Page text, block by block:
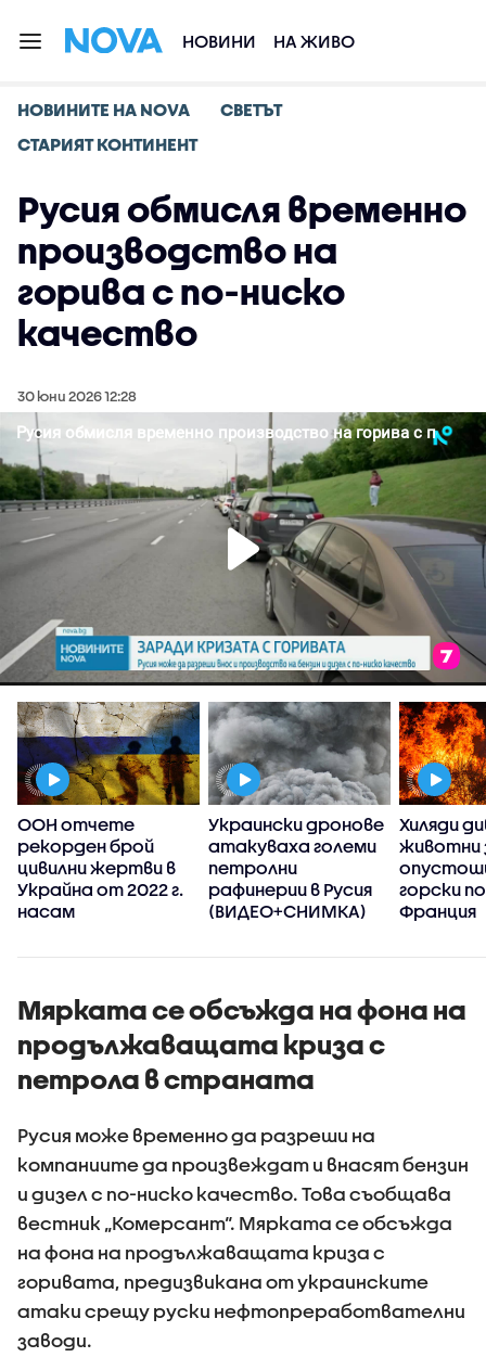
НОВИНИ НА ЖИВО
НОВИНИТЕ НА NOVA
СВЕТЪТ
СТАРИЯТ КОНТИНЕНТ
Русия обмисля временно
производство на
горива с по-ниско
качество
30 юни 2026 12:28
ООН отчете
рекорден брой
цивилни жертви в
Украйна от 2022 г.
насам
Украински дронове
атакуваха големи
петролни
рафинерии в Русия
(ВИДЕО+СНИМКА)
Хиляди
животни
горски
Франция
Мярката се обсъжда на фона на
продължаващата криза с
петрола в страната
Русия може временно да разреши на
компаниите да произвеждат и внасят бензин
и дизел с по-ниско качество. Това съобщава
вестник „Комерсант“. Мярката се обсъжда
на фона на продължаващата криза с
горивата, предизвикана от украинските
атаки срещу руски нефтопреработвателни
заводи.